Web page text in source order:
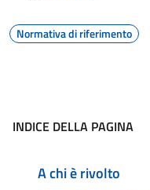
Normativa di riferimento
INDICE DELLA PAGINA
A chi è rivolto